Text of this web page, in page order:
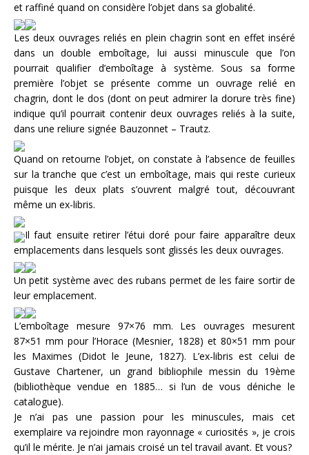
et raffiné quand on considère l’objet dans sa globalité.
Les deux ouvrages reliés en plein chagrin sont en effet inséré
dans un double emboîtage, lui aussi minuscule que l’on
pourrait qualifier d’emboîtage à système. Sous sa forme
première l’objet se présente comme un ouvrage relié en
chagrin, dont le dos (dont on peut admirer la dorure très fine)
indique qu’il pourrait contenir deux ouvrages reliés à la suite,
dans une reliure signée Bauzonnet – Trautz.
Quand on retourne l’objet, on constate à l’absence de feuilles
sur la tranche que c’est un emboîtage, mais qui reste curieux
puisque les deux plats s’ouvrent malgré tout, découvrant
même un ex-libris.
Il faut ensuite retirer l’étui doré pour faire apparaître deux
emplacements dans lesquels sont glissés les deux ouvrages.
Un petit système avec des rubans permet de les faire sortir de
leur emplacement.
L’emboîtage mesure 97×76 mm. Les ouvrages mesurent
87×51 mm pour l’Horace (Mesnier, 1828) et 80×51 mm pour
les Maximes (Didot le Jeune, 1827). L’ex-libris est celui de
Gustave Chartener, un grand bibliophile messin du 19ème
(bibliothèque vendue en 1885… si l’un de vous déniche le
catalogue).
Je n’ai pas une passion pour les minuscules, mais cet
exemplaire va rejoindre mon rayonnage « curiosités », je crois
qu’il le mérite. Je n’ai jamais croisé un tel travail avant. Et vous?